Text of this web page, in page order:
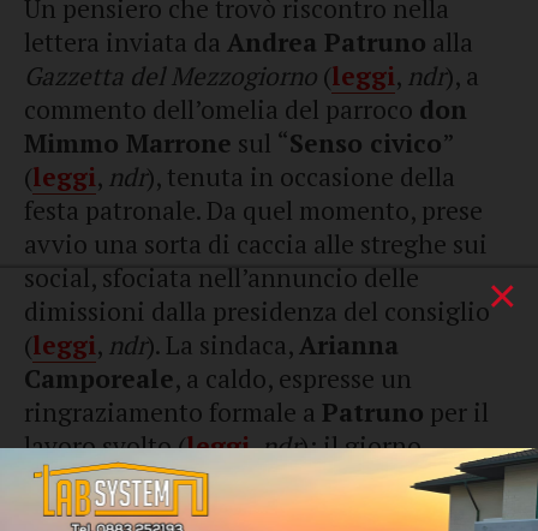
Un pensiero che trovò riscontro nella
lettera inviata da Andrea Patruno alla
Gazzetta del Mezzogiorno (leggi, ndr), a
commento dell’omelia del parroco don
Mimmo Marrone sul “Senso civico”
(leggi, ndr), tenuta in occasione della
festa patronale. Da quel momento, prese
avvio una sorta di caccia alle streghe sui
social, sfociata nell’annuncio delle
dimissioni dalla presidenza del consiglio
(leggi, ndr). La sindaca,Arianna
Camporeale, a caldo, espresse un
ringraziamento formale a Patruno per il
lavoro svolto (leggi,ndr); il giorno
successivo, per aver dato le dimissioni
leggi,ndr).
×